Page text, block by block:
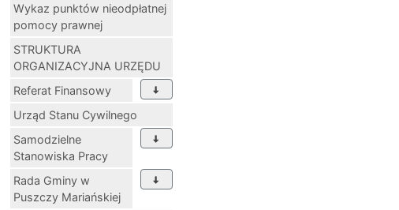
Wykaz punktów nieodpłatnej
pomocy prawnej
STRUKTURA
ORGANIZACYJNA URZĘDU
Referat Finansowy
Urząd Stanu Cywilnego
Samodzielne
Stanowiska Pracy
Rada Gminy w
Puszczy Mariańskiej